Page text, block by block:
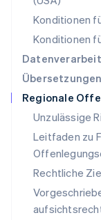
Konditionen
Konditionen
Übersetzungen
Regionale
Unzulässige
Leitfaden zu
Rechtliche
Deutsch
Singapur
Slowakei
English
Slowenien
English Italiano
China
English简体中
Spanien
Thailand
ไทยEnglish